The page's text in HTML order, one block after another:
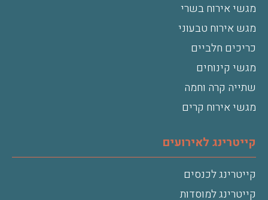
מגשי אירוח בשרי
מגש אירוח טבעוני
כריכים חלביים
מגשי קינוחים
שתייה קרה וחמה
מגשי אירוח קרים
קייטרינג לאירועים
קייטרינג לכנסים
קייטרינג למוסדות